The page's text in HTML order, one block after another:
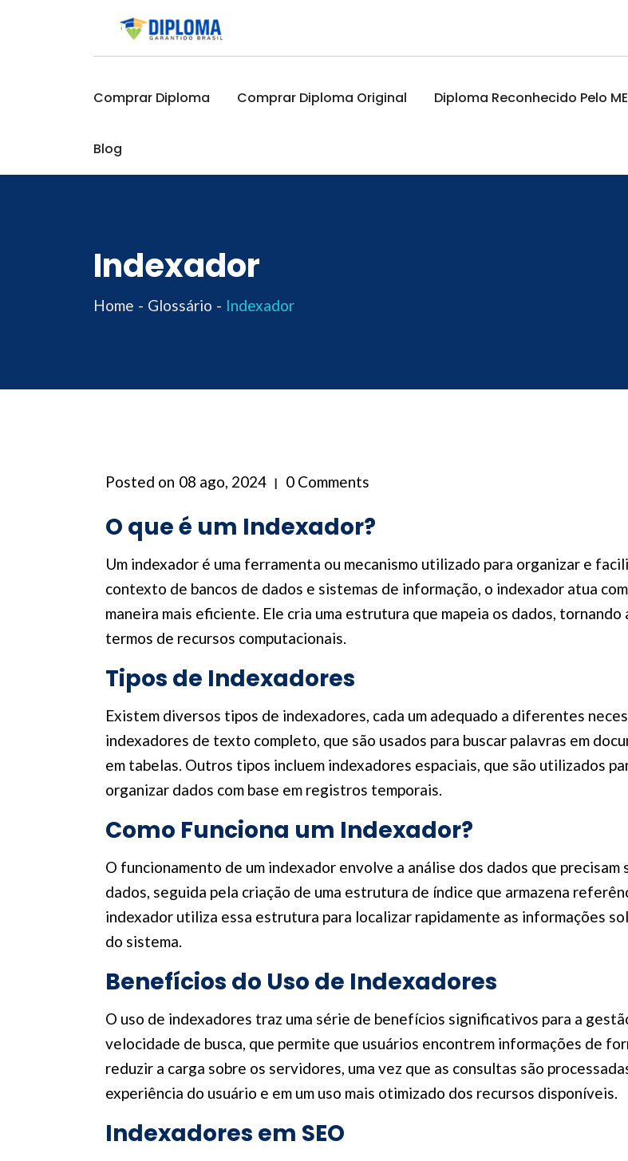
Comprar Diploma Comprar Diploma Original Diploma Reconhecido Pelo
Blog
Indexador
Home Glossário Indexador
Posted on 08 ago, 2024 0 Comments
O que é um Indexador?
Um indexador é uma ferramenta ou mecanismo utilizado para organizar e
contexto de bancos de dados e sistemas de informação, o indexador atua
maneira mais eficiente. Ele cria uma estrutura que mapeia os dados,
termos de recursos computacionais.
Tipos de Indexadores
Existem diversos tipos de indexadores, cada um adequado a diferentes
indexadores de texto completo, que são usados para buscar palavras em
em tabelas. Outros tipos incluem indexadores espaciais, que são utilizados
organizar dados com base em registros temporais.
Como Funciona um Indexador?
O funcionamento de um indexador envolve a análise dos dados que
dados, seguida pela criação de uma estrutura de índice que armazena
indexador utiliza essa estrutura para localizar rapidamente as informações
do sistema.
Benefícios do Uso de Indexadores
O uso de indexadores traz uma série de benefícios significativos para a
velocidade de busca, que permite que usuários encontrem informações de
reduzir a carga sobre os servidores, uma vez que as consultas são
experiência do usuário e em um uso mais otimizado dos recursos disponíveis.
Indexadores em SEO